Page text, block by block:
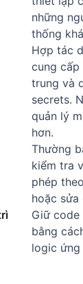
những
thống
Hợp tác
cung cấp
trung và
secrets.
quản lý
hơn.
Thường
kiểm tra
phép
hoặc sửa
Giữ code
bằng
logic ứng